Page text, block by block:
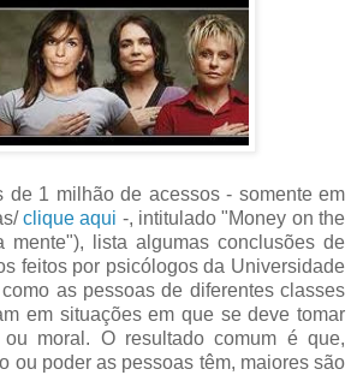
de 1 milhão de acessos - somente em
clique aqui -, intitulado "Money on the
mente"), lista algumas conclusões de
feitos por psicólogos da Universidade
as pessoas de diferentes classes
em situações em que se deve tomar
moral. O resultado comum é que,
ou poder as pessoas têm, maiores são